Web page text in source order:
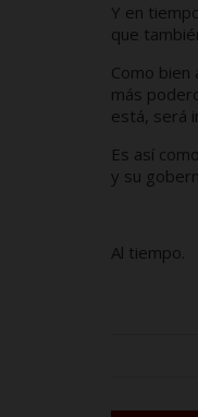
Y en
que
Como bien
más
está, será
Es así
y su
Al tiempo.